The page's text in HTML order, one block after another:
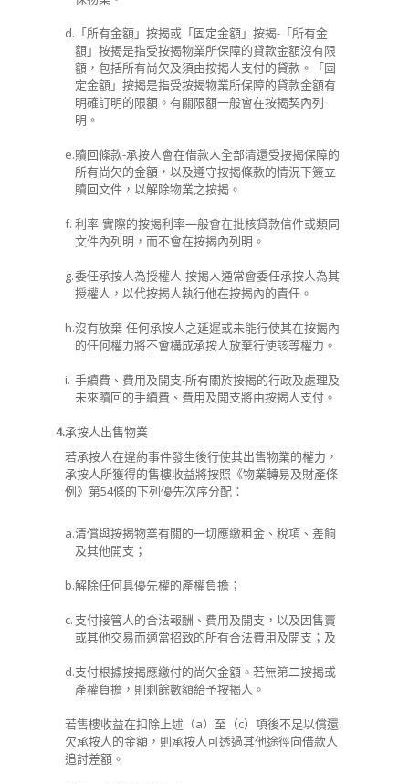
d. 「所有金額」按揭或「固定金額」按揭-「所有金
額」按揭是指受按揭物業所保障的貸款金額沒有限
額，包括所有尚欠及須由按揭人支付的貸款。「固
定金額」按揭是指受按揭物業所保障的貸款金額有
明確訂明的限額。有關限額一般會在按揭契內列
明。
e.贖回條款-承按人會在借款人全部清還受按揭保障的
所有尚欠的金額，以及遵守按揭條款的情況下簽立
贖回文件，以解除物業之按揭。
f. 利率-實際的按揭利率一般會在批核貸款信件或類同
文件內列明，而不會在按揭內列明。
g.委任承按人為授權人-按揭人通常會委任承按人為其
授權人，以代按揭人執行他在按揭內的責任。
h.沒有放棄-任何承按人之延遲或未能行使其在按揭內
的任何權力將不會構成承按人放棄行使該等權力。
i. 手續費、費用及開支-所有關於按揭的行政及處理及
未來贖回的手續費、費用及開支將由按揭人支付。
4.承按人出售物業
若承按人在違約事件發生後行使其出售物業的權力，
承按人所獲得的售樓收益將按照《物業轉易及財產條
例》第54條的下列優先次序分配：
a.清償與按揭物業有關的一切應繳租金、稅項、差餉
及其他開支；
b.解除任何具優先權的產權負擔；
c. 支付接管人的合法報酬、費用及開支，以及因售賣
或其他交易而適當招致的所有合法費用及開支；及
d.支付根據按揭應繳付的尚欠金額。若無第二按揭或
產權負擔，則剩餘數額給予按揭人。
若售樓收益在扣除上述 （a） 至 （c） 項後不足以償還
欠承按人的金額，則承按人可透過其他途徑向借款人
追討差額。